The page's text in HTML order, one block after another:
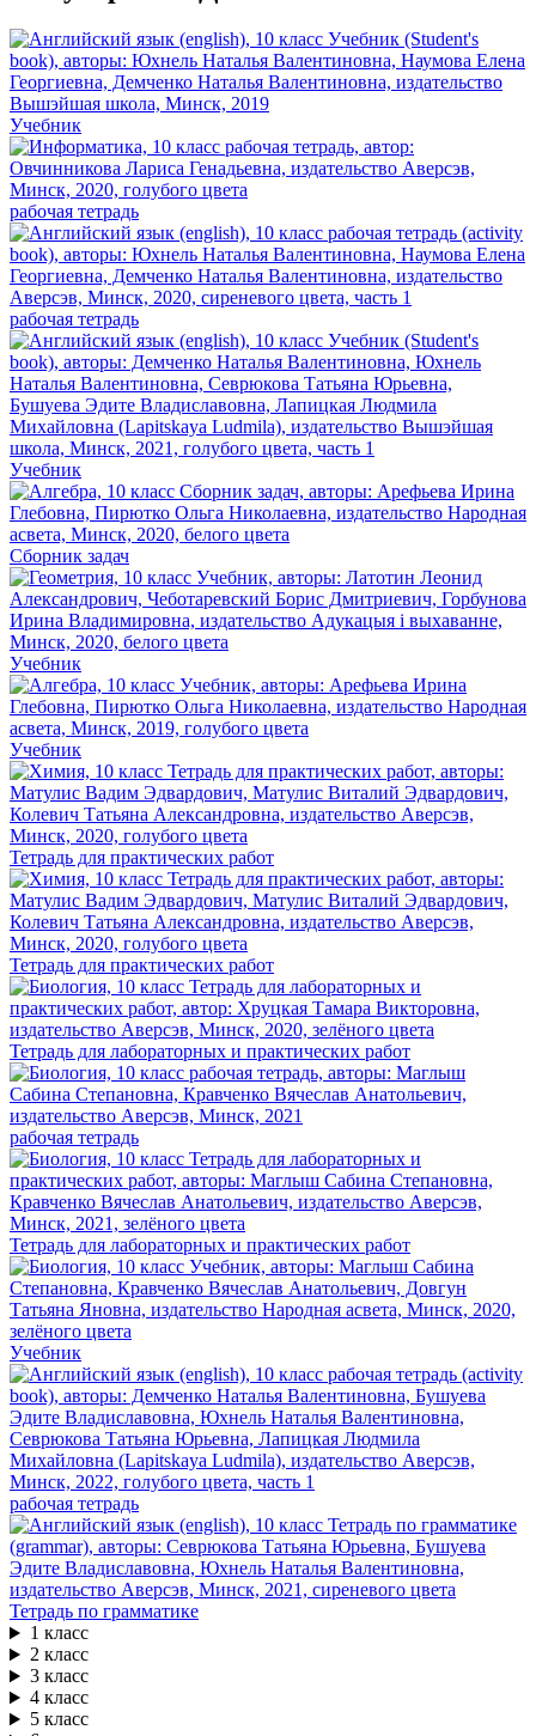
Учебник
рабочая тетрадь
рабочая тетрадь
Учебник
Сборник задач
Учебник
Учебник
Тетрадь для практических работ
Тетрадь для практических работ
Тетрадь для лабораторных и практических работ
рабочая тетрадь
Тетрадь для лабораторных и практических работ
Учебник
рабочая тетрадь
Тетрадь по грамматике
1 класс
2 класс
3 класс
4 класс
5 класс